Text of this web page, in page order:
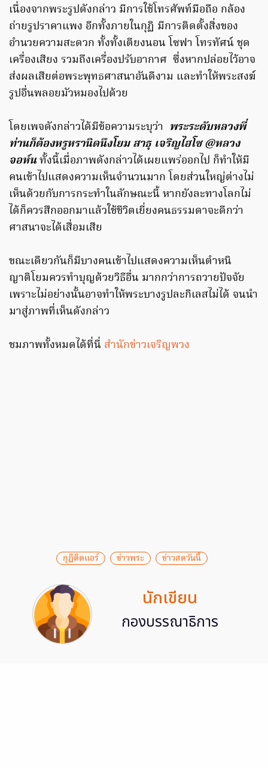
เนื่องจากพระรูปดังกล่าว มีการใช้โทรศัพท์มือถือ กล้อง
ถ่ายรูปราคาแพง อีกทั้งภายในกุฏิ มีการติดตั้งสิ่งของ
อำนวยความสะดวก ทั้งทั้งเตียงนอน โซฟา โทรทัศน์ ชุด
เครื่องเสียง รวมถึงเครื่องปรับอากาศ ซึ่งหากปล่อยไว้อาจ
ส่งผลเสียต่อพระพุทธศาสนาอันดีงาม และทำให้พระสงฆ์
รูปอื่นพลอยมัวหมองไปด้วย
โดยเพจดังกล่าวได้มีข้อความระบุว่า พระระดับหลวงพี่
ท่านก็ต้องหรูหรานิดนึงโยม สาธุ เจริญไฮโซ @หลวง
จอห์นทั้งนี้เมื่อภาพดังกล่าวได้เผยแพร่ออกไป ก็ทำให้มี
คนเข้าไปแสดงความเห็นจำนวนมาก โดยส่วนใหญ่ต่างไม่
เห็นด้วยกับการกระทำในลักษณะนี้ หากยังละทางโลกไม่
ได้ก็ควรสึกออกมาแล้วใช้ชีวิตเยี่ยงคนธรรมดาจะดีกว่า
ศาสนาจะได้เสื่อมเสีย
ขณะเดียวกันก็มีบางคนเข้าไปแสดงความเห็นตำหนิ
ญาติโยมควรทำบุญด้วยวิธีอื่น มากกว่าการถวายปัจจัย
เพราะไม่อย่างนั้นอาจทำให้พระบางรูปละกิเลสไม่ได้ จนนำ
มาสู่ภาพที่เห็นดังกล่าว
ชมภาพทั้งหมดได้ที่นี่ สำนักข่าวเจริญพวง
กุฏิติดแอร์ ข่าวพระ ข่าวสดวันนี้
นักเขียน
กองบรรณาธิการ